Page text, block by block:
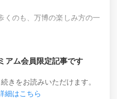
くのも、万博の楽しみ方の一
アム会員限定記事です
きをお読みいただけます。
細はこちら